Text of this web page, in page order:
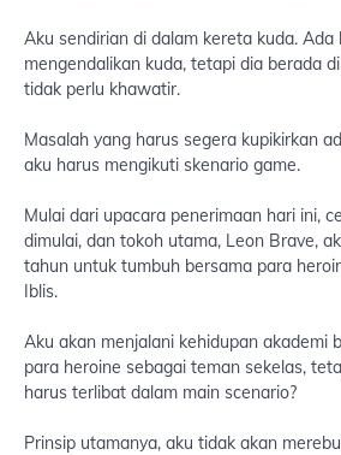
Aku sendirian di dalam kereta kuda. Ada
mengendalikan kuda, tetapi dia berada
tidak perlu khawatir.
Masalah yang harus segera kupikirkan
aku harus mengikuti skenario game.
Mulai dari upacara penerimaan hari ini,
dimulai, dan tokoh utama, Leon Brave,
tahun untuk tumbuh bersama para
Iblis.
Aku akan menjalani kehidupan akademi
para heroine sebagai teman sekelas,
harus terlibat dalam main scenario?
Prinsip utamanya, aku tidak akan